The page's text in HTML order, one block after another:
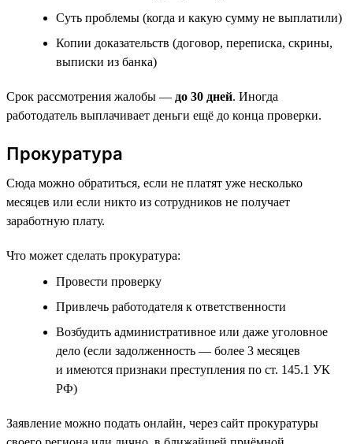
Суть проблемы (когда и какую сумму не выплатили)
Копии доказательств (договор, переписка, скрины,
выписки из банка)
Срок рассмотрения жалобы — до 30 дней. Иногда
работодатель выплачивает деньги ещё до конца проверки.
Прокуратура
Сюда можно обратиться, если не платят уже несколько
месяцев или если никто из сотрудников не получает
заработную плату.
Что может сделать прокуратура:
Провести проверку
Привлечь работодателя к ответственности
Возбудить административное или даже уголовное
дело (если задолженность — более 3 месяцев
и имеются признаки преступления по ст. 145.1 УК
РФ)
Заявление можно подать онлайн, через сайт прокуратуры